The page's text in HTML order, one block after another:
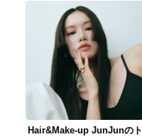
Hair&Make-up JunJunのト